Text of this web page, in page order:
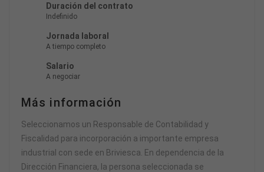
Duración del contrato
Indefinido
Jornada laboral
A tiempo completo
Salario
A negociar
Más información
Seleccionamos un Responsable de Contabilidad y
Fiscalidad para incorporación a importante empresa
industrial con sede en Briviesca. En dependencia de la
Dirección Financiera, la persona seleccionada se